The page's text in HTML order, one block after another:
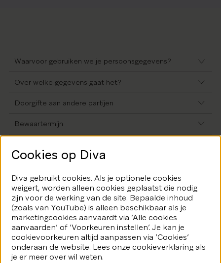
Waarvoor gebruiken we je persoonsgegevens?
Over welke gegevens gaat het?
Doorgifte aan andere partijen
Bewaartermijn
Nieuwsbrief
Schrijf je in en ontvang een maandelijkse update van alle
activiteiten en tentoonstellingen van DIVA
Cookies op Diva
Diva gebruikt cookies. Als je optionele cookies
weigert, worden alleen cookies geplaatst die nodig
zijn voor de werking van de site. Bepaalde inhoud
(zoals van YouTube) is alleen beschikbaar als je
marketingcookies aanvaardt via ‘Alle cookies
aanvaarden’ of ‘Voorkeuren instellen’. Je kan je
cookievoorkeuren altijd aanpassen via ‘Cookies’
onderaan de website. Lees onze cookieverklaring als
je er meer over wil weten.